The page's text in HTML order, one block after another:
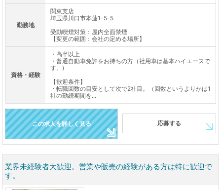
勤務地
関東支店
埼玉県川口市本蓮1-5-5
受動喫煙対策：屋内全面禁煙
【変更の範囲：会社の定める場所】
資格・経験
・高卒以上
・普通自動車免許をお持ちの方（社用車は基本ハイエースで
す。)
【歓迎条件】
・転職回数の目安として次で2社目。（回数というよりかは1
社の勤続期間を...
この求人を詳しく見る 応募する
業界未経験者大歓迎。営業や販売の経験がある方は特に歓迎で
す。